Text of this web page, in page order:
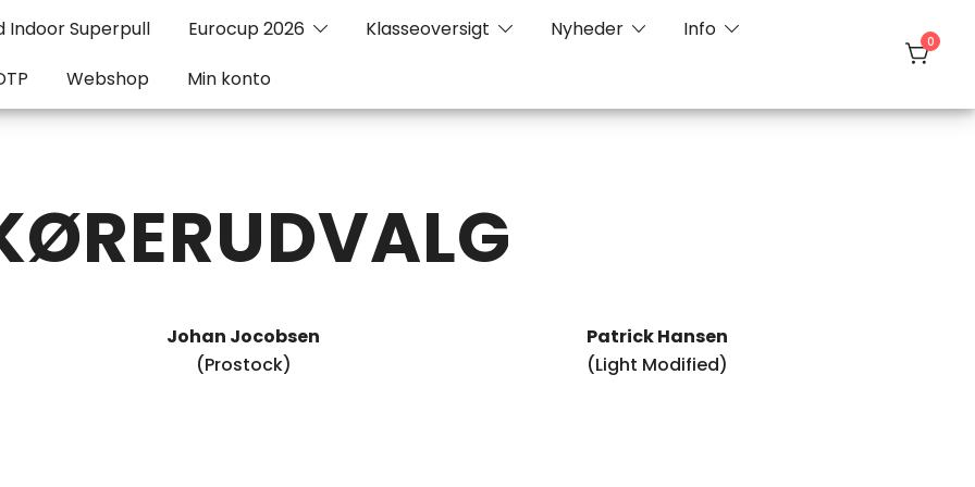
Indoor Superpull Eurocup 2026 Klasseoversigt Nyheder
Info
Webshop Min konto
0
Johan Jocobsen
(Prostock)
Patrick Hansen
(Light Modified)